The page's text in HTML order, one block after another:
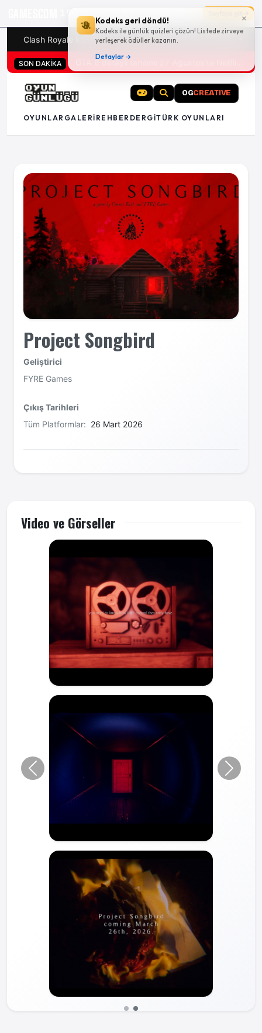
×
Kodeks geri döndü!
Kodeks ile günlük quizleri çözün! Listede zirveye
yerleşerek ödüller kazanın.
Detaylar →
19g 02:11:59
Clash Royale kodları Türk oyunları (PC ve konsollar) -
SON DAKİKA
OGCREATIVE
OYUNLAR GALERI REHBER DERGITÜRK OYUNLARI
Project Songbird
Geliştirici
FYRE Games
Çıkış Tarihleri
Tüm Platformlar: 26 Mart 2026
Video ve Görseller
Önceki Sonraki